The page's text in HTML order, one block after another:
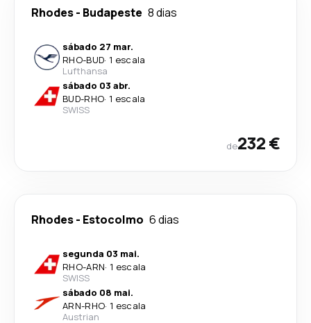
Rhodes- Budapeste 8 dias
sábado 27 mar.
RHO-BUD· 1 escala
Lufthansa
sábado 03 abr.
BUD-RHO· 1 escala
SWISS
de232 €
Rhodes- Estocolmo 6 dias
segunda 03 mai.
RHO-ARN· 1 escala
SWISS
sábado 08 mai.
ARN-RHO· 1 escala
Austrian